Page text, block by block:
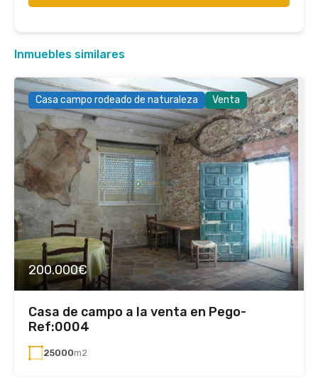
Inmuebles similares
Casa campo rodeado de naturaleza Venta
200.000€
Casa de campo a la venta en Pego-
Ref:0004
25000m2